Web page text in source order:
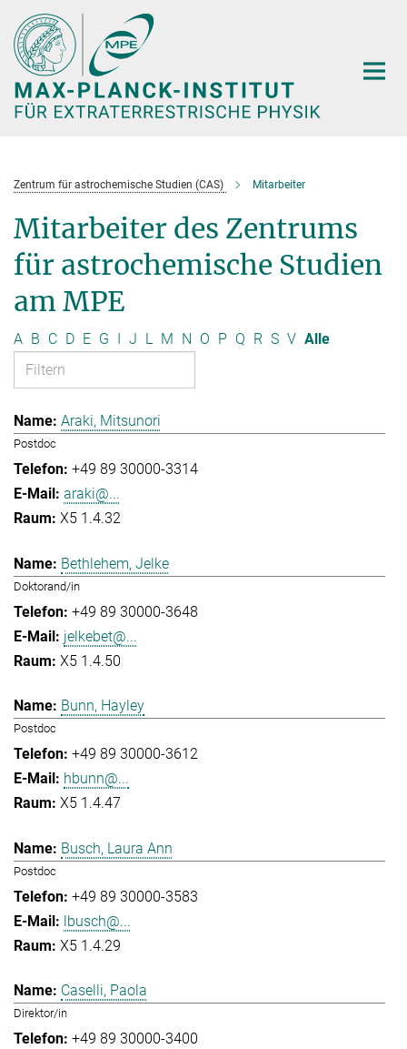
Hauptinhalt
Zentrum für astrochemische Studien (CAS) Mitarbeiter
Mitarbeiter des Zentrums
für astrochemische Studien
am MPE
A B C D E G I J L M N O P Q R S V Alle
Araki, Mitsunori
Postdoc
+49 89 30000-3314
araki@...
X5 1.4.32
Bethlehem, Jelke
Doktorand/in
+49 89 30000-3648
jelkebet@...
X5 1.4.50
Bunn, Hayley
Postdoc
+49 89 30000-3612
hbunn@...
X5 1.4.47
Busch, Laura Ann
Postdoc
+49 89 30000-3583
lbusch@...
X5 1.4.29
Caselli, Paola
Direktor/in
+49 89 30000-3400